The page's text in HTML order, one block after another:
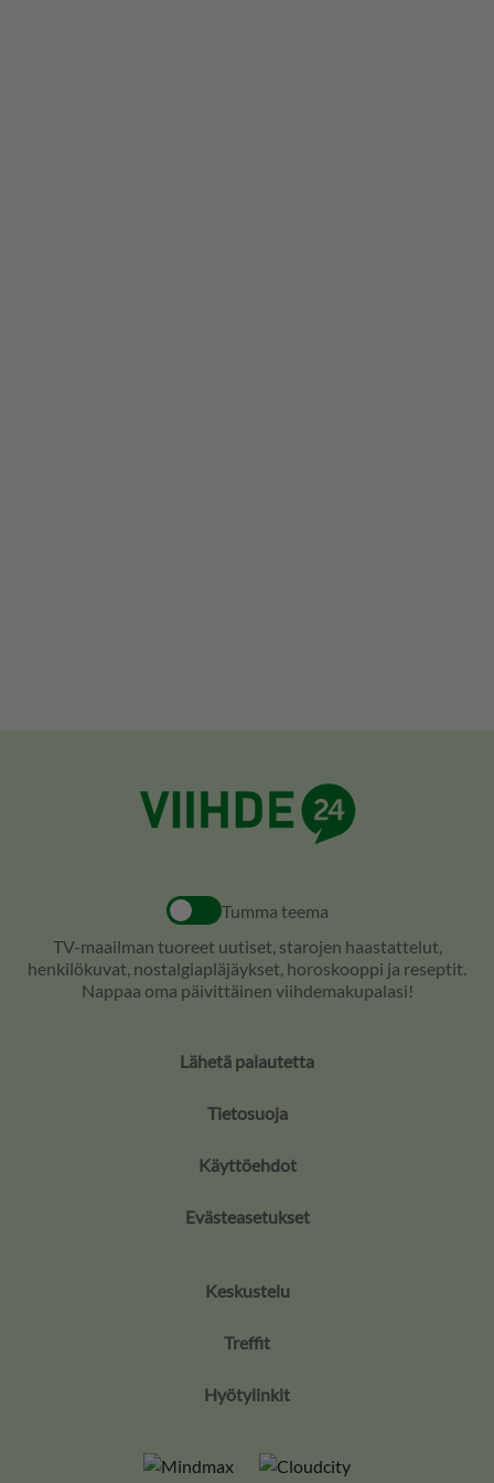
Tumma teema
TV-maailman tuoreet uutiset, starojen haastattelut,
henkilökuvat, nostalgiapläjäykset, horoskooppi ja reseptit.
Nappaa oma päivittäinen viihdemakupalasi!
Lähetä palautetta
Tietosuoja
Käyttöehdot
Evästeasetukset
Keskustelu
Treffit
Hyötylinkit